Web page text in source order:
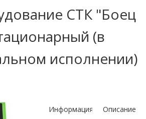
СТК "Боец
(в
исполнении)
Информация Описание